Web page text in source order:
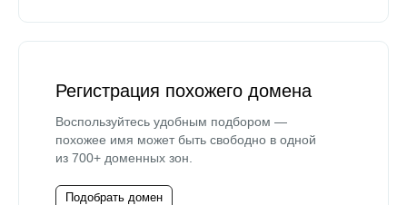
Регистрация похожего домена
Воспользуйтесь удобным подбором —
похожее имя может быть свободно в одной
из 700+ доменных зон.
Подобрать домен